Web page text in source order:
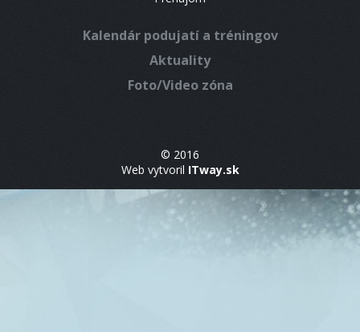
Kalendár podujatí a tréningov
Aktuality
Foto/Video zóna
© 2016
Web vytvoril ITway.sk